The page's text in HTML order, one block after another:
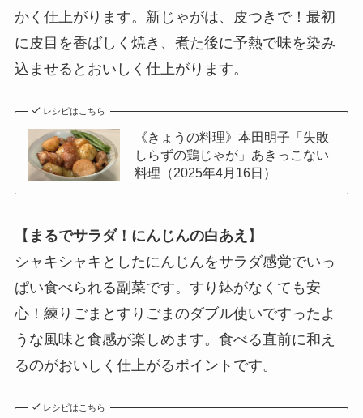
かく仕上がります。新じゃがは、皮つきで！最初
に皮目を香ばしく焼き、煮た後に予熱で味を染み
込ませるとおいしく仕上がります。
レシピはこちら
《きょうの料理》本田明子「失敗
しらずの鶏じゃが」あきっこない
料理（2025年4月16日）
【 まるでサラダ！にんじんの白あえ 】
シャキシャキとしたにんじんをサラダ感覚でいっ
ぱい食べられる副菜です。すり鉢がなくても安
心！練りごまとすりごまのダブル使いですったよ
うな風味と食感が楽しめます。食べる直前に和え
るのがおいしく仕上がるポイントです。
レシピはこちら